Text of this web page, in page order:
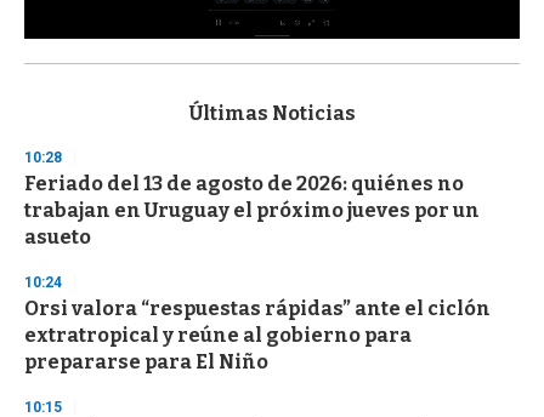
s
d
s
o
f
3
s
e
c
o
n
d
Últimas Noticias
10:28
Feriado del 13 de agosto de 2026: quiénes no
trabajan en Uruguay el próximo jueves por un
asueto
10:24
Orsi valora “respuestas rápidas” ante el ciclón
extratropical y reúne al gobierno para
prepararse para El Niño
10:15